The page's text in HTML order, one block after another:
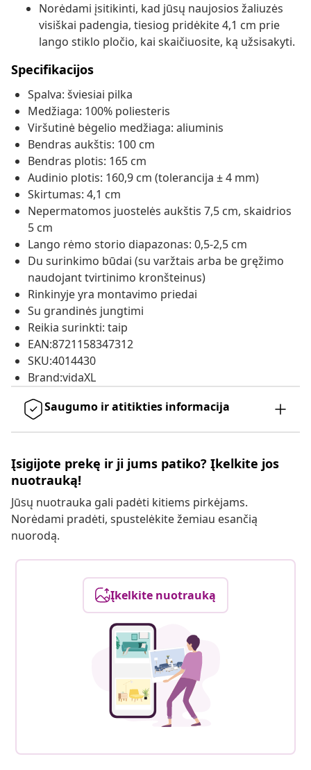
Norėdami įsitikinti, kad jūsų naujosios žaliuzės
visiškai padengia, tiesiog pridėkite 4,1 cm prie
lango stiklo pločio, kai skaičiuosite, ką užsisakyti.
Specifikacijos
Spalva: šviesiai pilka
Medžiaga: 100% poliesteris
Viršutinė bėgelio medžiaga: aliuminis
Bendras aukštis: 100 cm
Bendras plotis: 165 cm
Audinio plotis: 160,9 cm (tolerancija ± 4 mm)
Skirtumas: 4,1 cm
Nepermatomos juostelės aukštis 7,5 cm, skaidrios
5 cm
Lango rėmo storio diapazonas: 0,5-2,5 cm
Du surinkimo būdai (su varžtais arba be gręžimo
naudojant tvirtinimo kronšteinus)
Rinkinyje yra montavimo priedai
Su grandinės jungtimi
Reikia surinkti: taip
EAN:8721158347312
SKU:4014430
Brand:vidaXL
Saugumo ir atitikties informacija
Įsigijote prekę ir ji jums patiko? Įkelkite jos
nuotrauką!
Jūsų nuotrauka gali padėti kitiems pirkėjams.
Norėdami pradėti, spustelėkite žemiau esančią
nuorodą.
Įkelkite nuotrauką